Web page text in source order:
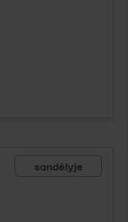
sandėlyje